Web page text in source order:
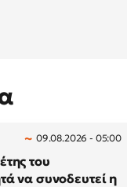
09.08.2026 - 05:00
του
να συνοδευτεί η